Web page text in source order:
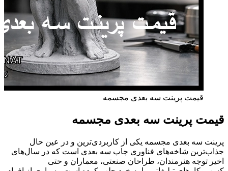
قیمت پرینت سه بعدی مجسمه
قیمت پرینت سه بعدی مجسمه
پرینت سه بعدی مجسمه یکی از کاربردی‌ترین و در عین حال
جذاب‌ترین شاخه‌های فناوری چاپ سه بعدی است که در سال‌های
اخیر توجه هنرمندان، طراحان صنعتی، معماران و حتی